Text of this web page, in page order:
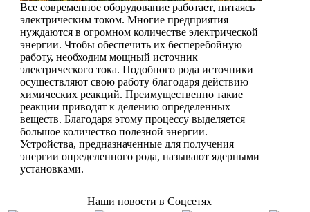
Все современное оборудование работает, питаясь
электрическим током. Многие предприятия
нуждаются в огромном количестве электрической
энергии. Чтобы обеспечить их бесперебойную
работу, необходим мощный источник
электрического тока. Подобного рода источники
осуществляют свою работу благодаря действию
химических реакций. Преимущественно такие
реакции приводят к делению определенных
веществ. Благодаря этому процессу выделяется
большое количество полезной энергии.
Устройства, предназначенные для получения
энергии определенного рода, называют ядерными
установками.
Наши новости в Соцсетях